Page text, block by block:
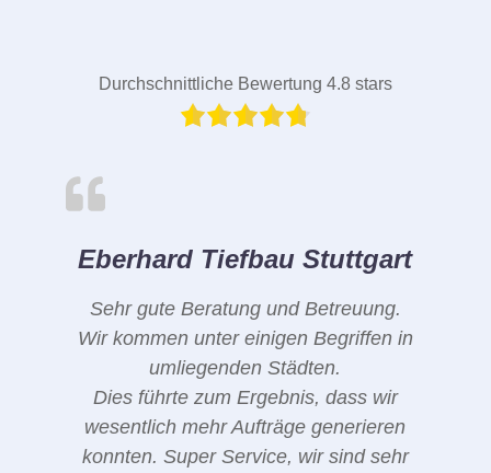
Durchschnittliche Bewertung 4.8 stars
Eberhard Tiefbau Stuttgart
Sehr gute Beratung und Betreuung.
Wir kommen unter einigen Begriffen in
umliegenden Städten.
Dies führte zum Ergebnis, dass wir
wesentlich mehr Aufträge generieren
konnten. Super Service, wir sind sehr